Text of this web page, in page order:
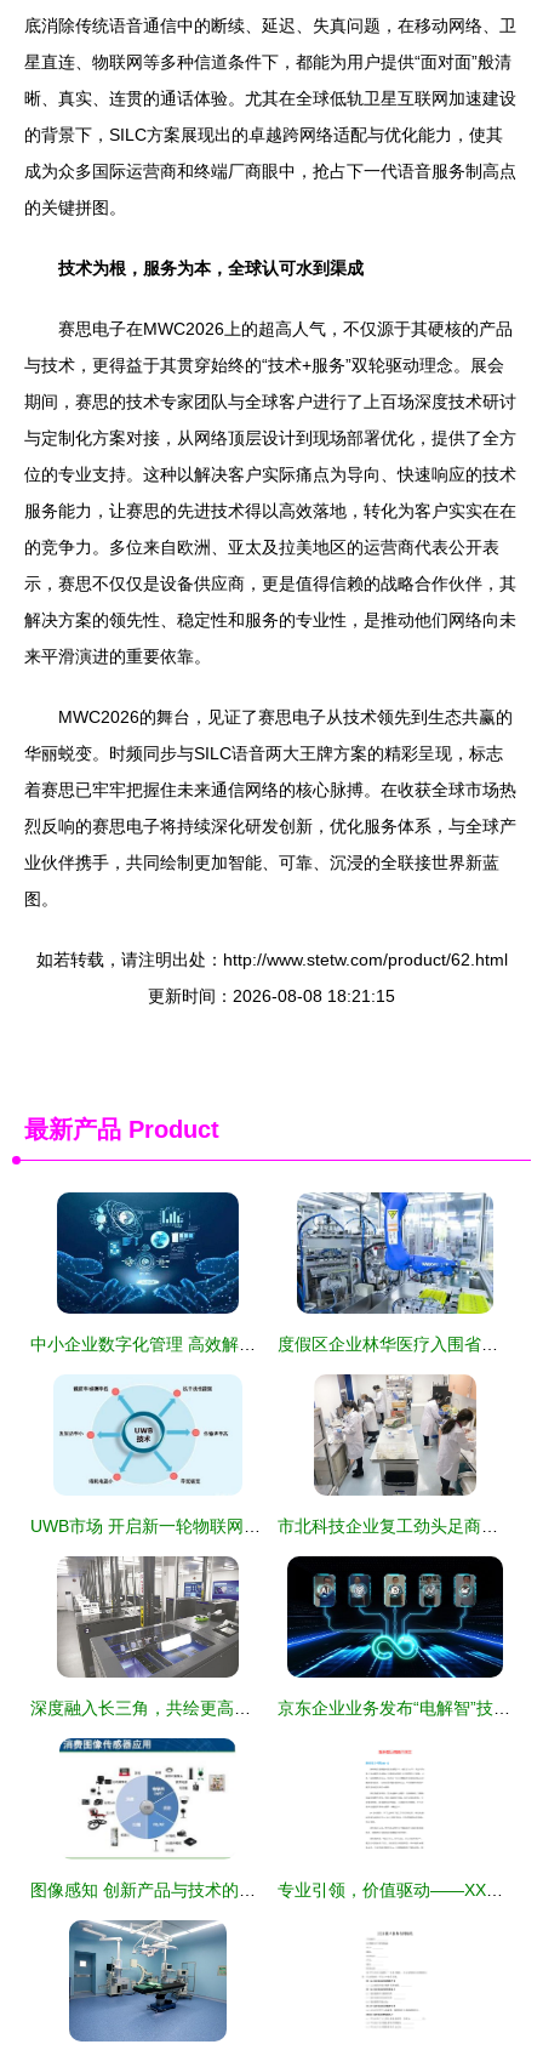
底消除传统语音通信中的断续、延迟、失真问题，在移动网络、卫
星直连、物联网等多种信道条件下，都能为用户提供“面对面”般清
晰、真实、连贯的通话体验。尤其在全球低轨卫星互联网加速建设
的背景下，SILC方案展现出的卓越跨网络适配与优化能力，使其
成为众多国际运营商和终端厂商眼中，抢占下一代语音服务制高点
的关键拼图。
技术为根，服务为本，全球认可水到渠成
赛思电子在MWC2026上的超高人气，不仅源于其硬核的产品
与技术，更得益于其贯穿始终的“技术+服务”双轮驱动理念。展会
期间，赛思的技术专家团队与全球客户进行了上百场深度技术研讨
与定制化方案对接，从网络顶层设计到现场部署优化，提供了全方
位的专业支持。这种以解决客户实际痛点为导向、快速响应的技术
服务能力，让赛思的先进技术得以高效落地，转化为客户实实在在
的竞争力。多位来自欧洲、亚太及拉美地区的运营商代表公开表
示，赛思不仅仅是设备供应商，更是值得信赖的战略合作伙伴，其
解决方案的领先性、稳定性和服务的专业性，是推动他们网络向未
来平滑演进的重要依靠。
MWC2026的舞台，见证了赛思电子从技术领先到生态共赢的
华丽蜕变。时频同步与SILC语音两大王牌方案的精彩呈现，标志
着赛思已牢牢把握住未来通信网络的核心脉搏。在收获全球市场热
烈反响的赛思电子将持续深化研发创新，优化服务体系，与全球产
业伙伴携手，共同绘制更加智能、可靠、沉浸的全联接世界新蓝
图。
如若转载，请注明出处：http://www.stetw.com/product/62.html
更新时间：2026-08-08 18:21:15
最新产品 Product